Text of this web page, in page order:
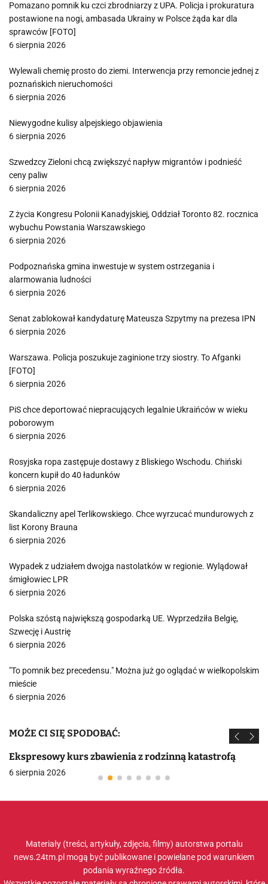
Pomazano pomnik ku czci zbrodniarzy z UPA. Policja i prokuratura
postawione na nogi, ambasada Ukrainy w Polsce żąda kar dla
sprawców [FOTO]
6 sierpnia 2026
Wylewali chemię prosto do ziemi. Interwencja przy remoncie jednej z
poznańskich nieruchomości
6 sierpnia 2026
Niewygodne kulisy alpejskiego objawienia
6 sierpnia 2026
Szwedzcy Zieloni chcą zwiększyć napływ migrantów i podnieść
ceny paliw
6 sierpnia 2026
Z życia Kongresu Polonii Kanadyjskiej, Oddział Toronto 82. rocznica
wybuchu Powstania Warszawskiego
6 sierpnia 2026
Podpoznańska gmina inwestuje w system ostrzegania i
alarmowania ludności
6 sierpnia 2026
Senat zablokował kandydaturę Mateusza Szpytmy na prezesa IPN
6 sierpnia 2026
Warszawa. Policja poszukuje zaginione trzy siostry. To Afganki
[FOTO]
6 sierpnia 2026
PiS chce deportować niepracujących legalnie Ukraińców w wieku
poborowym
6 sierpnia 2026
Rosyjska ropa zastępuje dostawy z Bliskiego Wschodu. Chiński
koncern kupił do 40 ładunków
6 sierpnia 2026
Skandaliczny apel Terlikowskiego. Chce wyrzucać mundurowych z
list Korony Brauna
6 sierpnia 2026
Wypadek z udziałem dwojga nastolatków w regionie. Wylądował
śmigłowiec LPR
6 sierpnia 2026
Polska szóstą największą gospodarką UE. Wyprzedziła Belgię,
Szwecję i Austrię
6 sierpnia 2026
"To pomnik bez precedensu." Można już go oglądać w wielkopolskim
mieście
6 sierpnia 2026
MOŻE CI SIĘ SPODOBAĆ:
Ekspresowy kurs zbawienia z rodzinną katastrofą
6 sierpnia 2026
Materiały (treści, artykuły, zdjęcia, filmy) autorstwa portalu
news.24tm.pl mogą być publikowane i powielane pod warunkiem
podania wyraźnego źródła.